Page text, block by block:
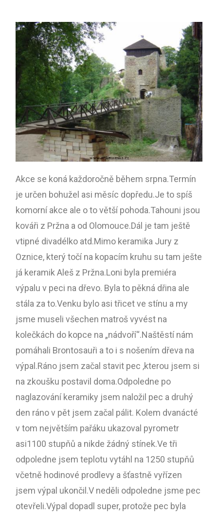
Akce se koná každoročně během srpna.Termín
je určen bohužel asi měsíc dopředu.Je to spíš
komorní akce ale o to větší pohoda.Tahouni jsou
kováři z Pržna a od Olomouce.Dál je tam ještě
vtipné divadélko atd.Mimo keramika Jury z
Oznice, který točí na kopacím kruhu su tam ješte
já keramik Aleš z Pržna.Loni byla premiéra
výpalu v peci na dřevo. Byla to pěkná dřina ale
stála za to.Venku bylo asi třicet ve stínu a my
jsme museli všechen matroš vyvést na
kolečkách do kopce na „nádvoří“.Naštěstí nám
pomáhali Brontosauři a to i s nošením dřeva na
výpal.Ráno jsem začal stavit pec ,kterou jsem si
na zkoušku postavil doma.Odpoledne po
naglazování keramiky jsem naložil pec a druhý
den ráno v pět jsem začal pálit. Kolem dvanácté
v tom největším pařáku ukazoval pyrometr
asi1100 stupňů a nikde žádný stínek.Ve tři
odpoledne jsem teplotu vytáhl na 1250 stupňů
včetně hodinové prodlevy a šťastně vyřízen
jsem výpal ukončil.V neděli odpoledne jsme pec
otevřeli.Výpal dopadl super, protože pec byla